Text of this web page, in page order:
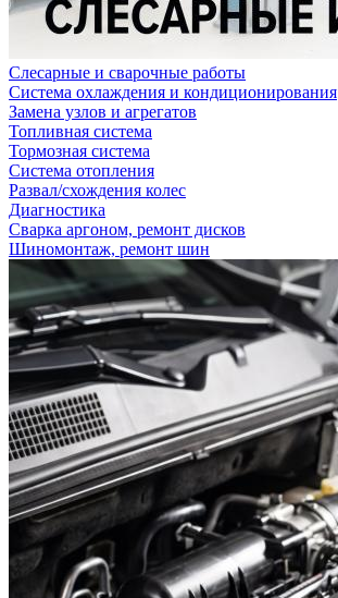
Слесарные и сварочные работы
Система охлаждения и кондиционирования
Замена узлов и агрегатов
Топливная система
Тормозная система
Система отопления
Развал/схождения колес
Диагностика
Сварка аргоном, ремонт дисков
Шиномонтаж, ремонт шин